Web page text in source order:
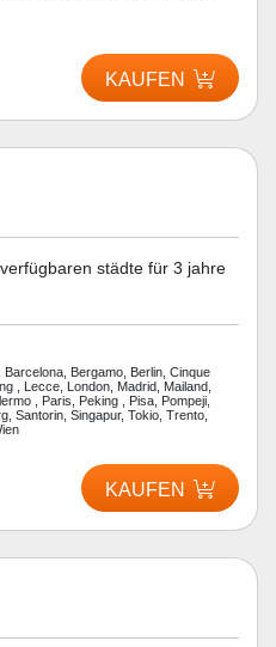
KAUFEN
städte für 3 jahre
Bergamo, Berlin, Cinque
, Lecce, London, Madrid, Mailand,
, Paris, Peking , Pisa, Pompeji,
Santorin, Singapur, Tokio, Trento,
KAUFEN